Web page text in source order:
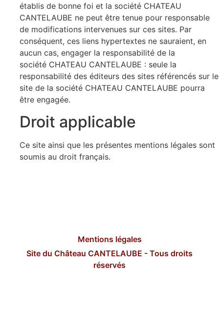
établis de bonne foi et la société CHATEAU
CANTELAUBE ne peut être tenue pour responsable
de modifications intervenues sur ces sites. Par
conséquent, ces liens hypertextes ne sauraient, en
aucun cas, engager la responsabilité de la
société CHATEAU CANTELAUBE : seule la
responsabilité des éditeurs des sites référencés sur le
site de la société CHATEAU CANTELAUBE pourra
être engagée.
Droit applicable
Ce site ainsi que les présentes mentions légales sont
soumis au droit français.
Mentions légales
Site du Château CANTELAUBE - Tous droits
réservés